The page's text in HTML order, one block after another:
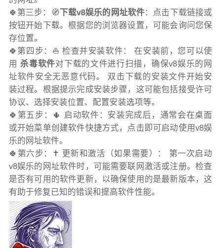
🍀第三步：🧭下载v8娱乐的网址软件：点击下载链接或
按钮开始下载。根据您的浏览器设置，可能会询问您保
存位置。
🍀第四步：⛵️ 检查并安装软件： 在安装前，您可以使
用杀毒软件对下载的文件进行扫描，确保v8娱乐的网
址软件安全无恶意代码。 双击下载的安装文件开始安
装过程。根据提示完成安装步骤，这可能包括接受许可
协议、选择安装位置、配置安装选项等。
🍀第五步：🌵 启动软件：安装完成后，通常会在桌面
或开始菜单创建软件快捷方式，点击即可启动使用v8娱
乐的网址软件。
🍀第六步：✝️ 更新和激活（如果需要）： 第一次启动
v8娱乐的网址软件时，可能需要联网激活或注册。检查
是否有可用的软件更新，以确保使用的是最新版本，这
有助于修复已知的错误和提高软件性能。